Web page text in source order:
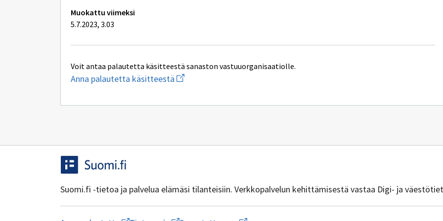
Muokattu viimeksi
5.7.2023, 3.03
Voit antaa palautetta käsitteestä sanaston vastuuorganisaatiolle.
Anna palautetta käsitteestä Aloita
uuden
kirjoitus
Suomi.fi -tietoa ja palvelua elämäsi tilanteisiin. Verkkopalvelun kehittämisestä vastaa Digi- ja